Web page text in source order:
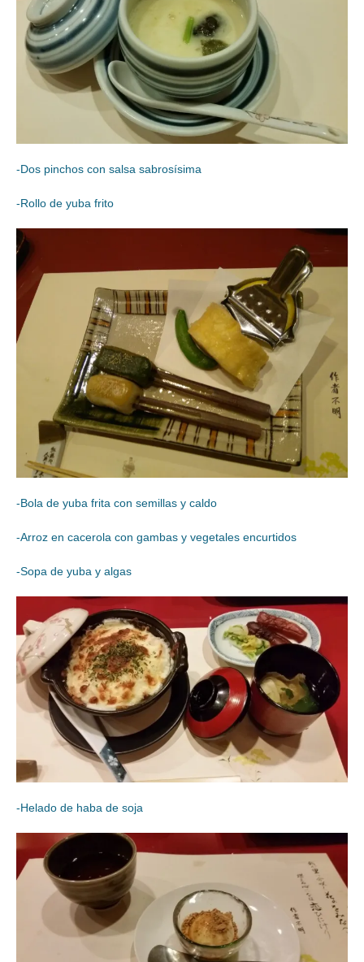
-Dos pinchos con salsa sabrosísima
-Rollo de yuba frito
-Bola de yuba frita con semillas y caldo
-Arroz en cacerola con gambas y vegetales encurtidos
-Sopa de yuba y algas
-Helado de haba de soja